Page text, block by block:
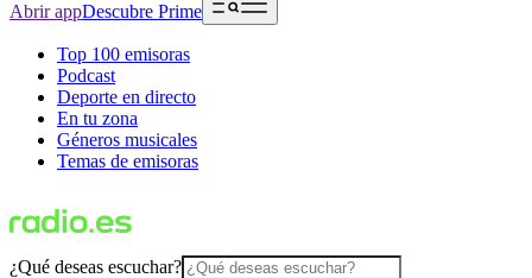
Abrir appDescubre Prime
Top 100 emisoras
Podcast
Deporte en directo
En tu zona
Géneros musicales
Temas de emisoras
¿Qué deseas escuchar?